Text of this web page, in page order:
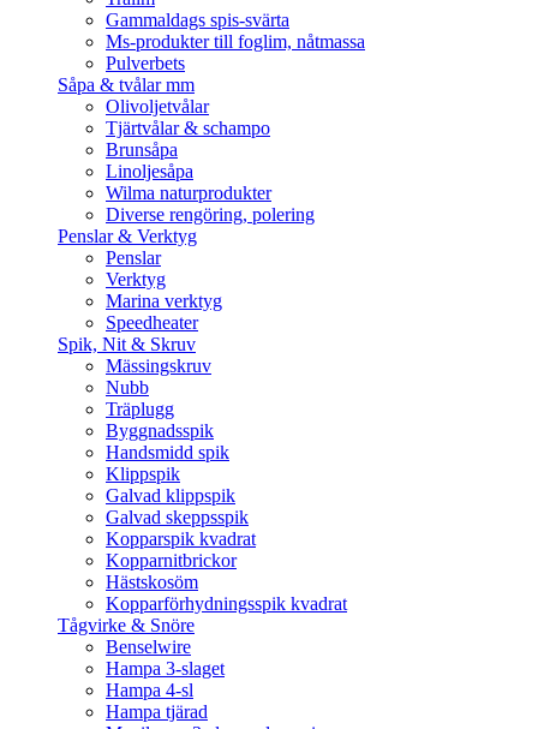
Gammaldags spis-svärta
Ms-produkter till foglim, nåtmassa
Pulverbets
Såpa & tvålar mm
Olivoljetvålar
Tjärtvålar & schampo
Brunsåpa
Linoljesåpa
Wilma naturprodukter
Diverse rengöring, polering
Penslar & Verktyg
Penslar
Verktyg
Marina verktyg
Speedheater
Spik, Nit & Skruv
Mässingskruv
Nubb
Träplugg
Byggnadsspik
Handsmidd spik
Klippspik
Galvad klippspik
Galvad skeppsspik
Kopparspik kvadrat
Kopparnitbrickor
Hästskosöm
Kopparförhydningsspik kvadrat
Tågvirke & Snöre
Benselwire
Hampa 3-slaget
Hampa 4-sl
Hampa tjärad